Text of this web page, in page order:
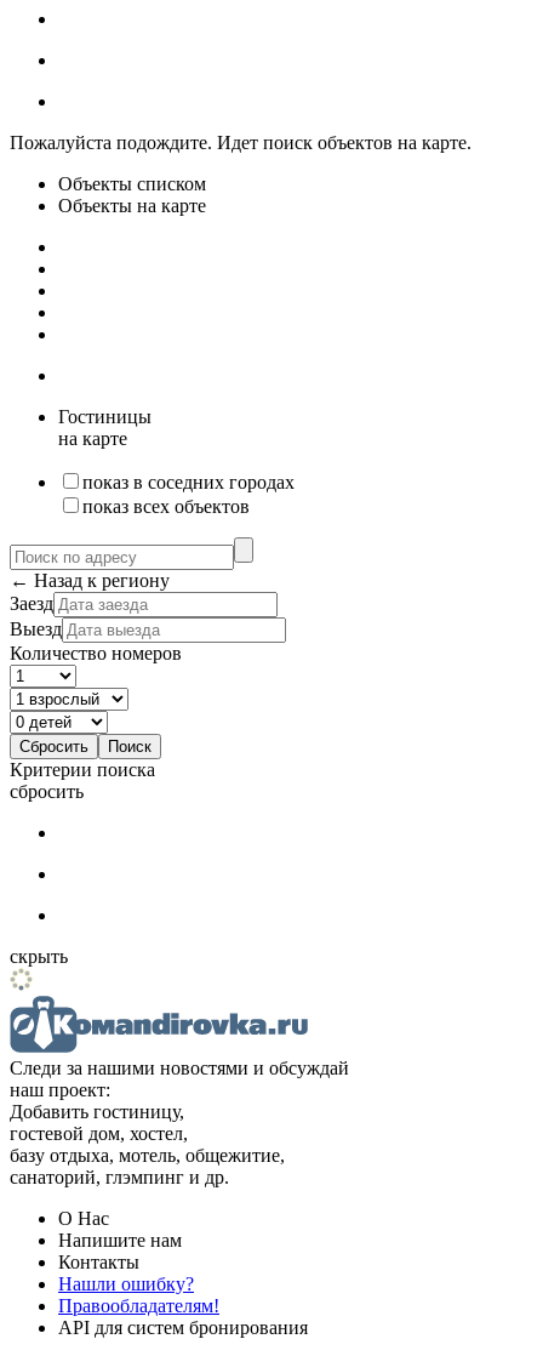
Пожалуйста подождите. Идет поиск объектов на карте.
Объекты списком
Объекты на карте
Гостиницы
на карте
показ в соседних городах
показ всех объектов
← Назад к региону
Заезд
Выезд
Количество номеров
Критерии поиска
сбросить
скрыть
Следи за нашими новостями и обсуждай
наш проект:
Добавить гостиницу,
гостевой дом, хостел,
базу отдыха, мотель, общежитие,
санаторий, глэмпинг и др.
О Нас
Напишите нам
Контакты
Нашли ошибку?
Правообладателям!
API для систем бронирования